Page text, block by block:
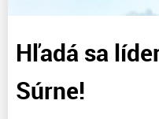
Hľadá sa
Súrne!